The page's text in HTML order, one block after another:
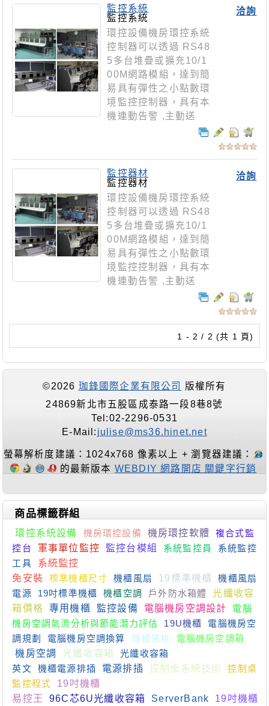
洽詢
監控系統
監控系統
環控設備機房環控系統
控制器可以透過 RS48
5多台堆疊或擴充10/1
00M網路模組，達到簡
易具有彈性之小點數環
境監控控制器，具有本
機連動告警 ,主動送
洽詢
監控器材
監控器材
環控設備機房環控系統
控制器可以透過 RS48
5多台堆疊或擴充10/1
00M網路模組，達到簡
易具有彈性之小點數環
境監控控制器，具有本
機連動告警 ,主動送
1 - 2 / 2 (共 1 頁)
©2026 珈鋒國際企業有限公司
版權所有
24869新北市五股區成泰路一段8巷8號
Tel:02-2296-0531
E-Mail: julise@ms36.hinet.net
螢幕解析度建議：1024x768 像素以上 + 瀏覽器建議：
的最新版本 WEBDIY 網路開店 關鍵字行銷
商品標籤群組
環控系統設備 機房環控設備 機房環控軟體
複合式監
控台
軍事單位監控 監控台模組 系統監控員
系統監控
工具
系統監控
免安裝
標準機櫃尺寸 機櫃風扇 19標準機櫃
機櫃風扇
電源
19吋標準機櫃 機櫃空調 戶外防水箱體
光纖收容
箱價格
專用機櫃 監控設備 電腦機房空調設計
電腦
機房空調氣流分析與節能潛力評估
19U機櫃
電腦機房空
調規劃
電腦機房空調換算 機櫃價格
電腦機房空調箱
機房空調
光纖收容箱
光纖收容箱
英文
機櫃電源排插 電源排插 控制桌系統技術
控制桌
監控程式
19吋機櫃
易控王
96C芯6U光纖收容箱 ServerBank
19吋機櫃